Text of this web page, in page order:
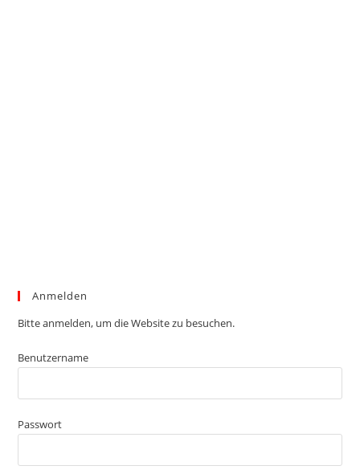
Anmelden
Bitte anmelden, um die Website zu besuchen.
Benutzername
Passwort